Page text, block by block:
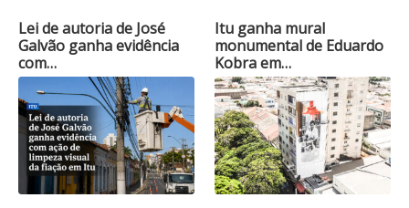
Lei de autoria de José
Galvão ganha evidência
com…
Itu ganha mural
monumental de Eduardo
Kobra em…